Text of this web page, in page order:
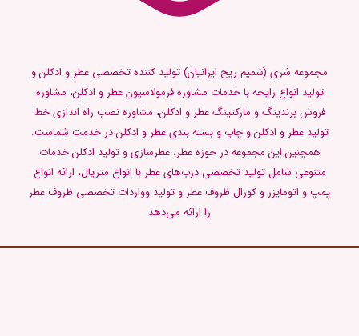
مجموعه شری (شمیم ریح ایرانیان) تولید کننده تخصصی عطر و ادکلن و
تولید انواع رایحه با خدمات مشاوره فرمولاسیون عطر و ادکلن، مشاوره
فروش برندینگ و مارکتینگ عطر و ادکلن، مشاوره نصب راه اندازی خط
تولید عطر و ادکلن و چاپ و بسته بندی عطر و ادکلن در خدمت شماست.
همچنین این مجموعه در حوزه عطر، عطرسازی و تولید ادکلن خدمات
متنوعی شامل تولید تخصصی درب‌های عطر با انواع متریال، ارائه انواع
پمپ و اتومایزر و کورال ظروف عطر و تولید وواردات تخصصی ظروف عطر
را ارائه می‌دهد